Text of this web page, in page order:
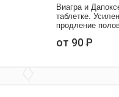
Виагра и
таблетке.
продление
от 90Р